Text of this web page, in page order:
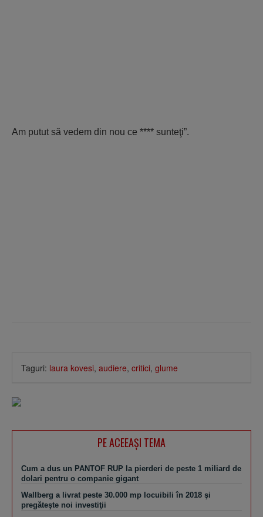
Am putut să vedem din nou ce **** sunteţi”.
Taguri: laura kovesi, audiere, critici, glume
PE ACEEAŞI TEMA
Cum a dus un PANTOF RUP la pierderi de peste 1 miliard de
dolari pentru o companie gigant
Wallberg a livrat peste 30.000 mp locuibili în 2018 şi
pregăteşte noi investiţii